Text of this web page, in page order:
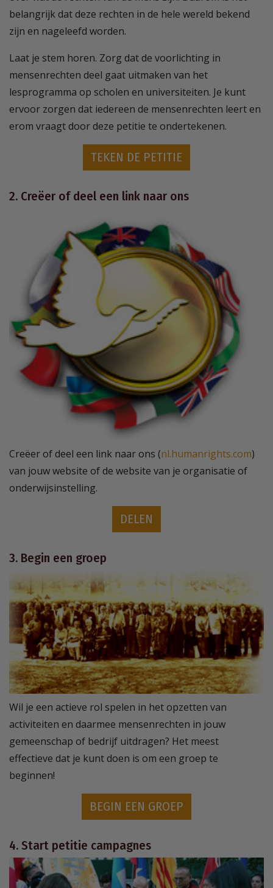
belangrijk dat deze rechten in de hele wereld bekend
zijn en nageleefd worden.
Laat je stem horen. Zorg dat de voorlichting in
mensenrechten deel gaat uitmaken van het
lesprogramma op scholen en universiteiten. Je kunt
ervoor zorgen dat iedereen de mensenrechten leert en
erom vraagt door deze petitie te ondertekenen.
TEKEN DE PETITIE
2. Creëer of deel een link naar ons
Creëer of deel een link naar ons (nl.humanrights.com)
van jouw website of de website van je organisatie of
onderwijsinstelling.
DELEN
3. Begin een groep
Wil je een actieve rol spelen in het opzetten van
activiteiten en daarmee mensenrechten in jouw
gemeenschap of bedrijf uitdragen? Het meest
effectieve dat je kunt doen is om een groep te
beginnen!
BEGIN EEN GROEP
4. Start petitie campagnes